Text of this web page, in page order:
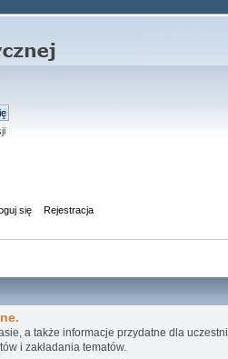
się Rejestracja
a także informacje przydatne dla
i zakładania tematów.